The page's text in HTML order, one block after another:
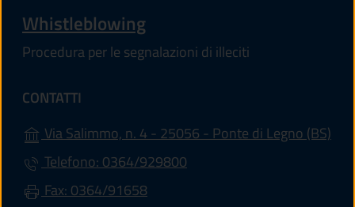
Whistleblowing
Procedura per le segnalazioni di illeciti
CONTATTI
Via Salimmo, n. 4 - 25056 - Ponte di Legno (BS)
Telefono: 0364/929800
Fax: 0364/91658